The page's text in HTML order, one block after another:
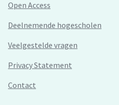
Open Access
Deelnemende hogescholen
Veelgestelde vragen
Privacy Statement
Contact